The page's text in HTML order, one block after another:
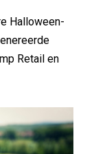
Halloween-
Retail en